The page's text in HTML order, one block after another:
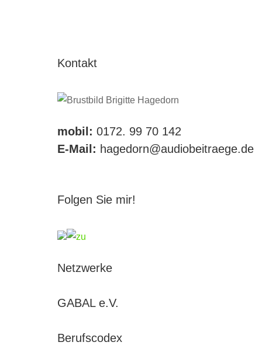
Kontakt
mobil: 0172. 99 70 142
E-Mail: hagedorn@audiobeitraege.de
Folgen Sie mir!
Netzwerke
GABAL e.V.
Berufscodex